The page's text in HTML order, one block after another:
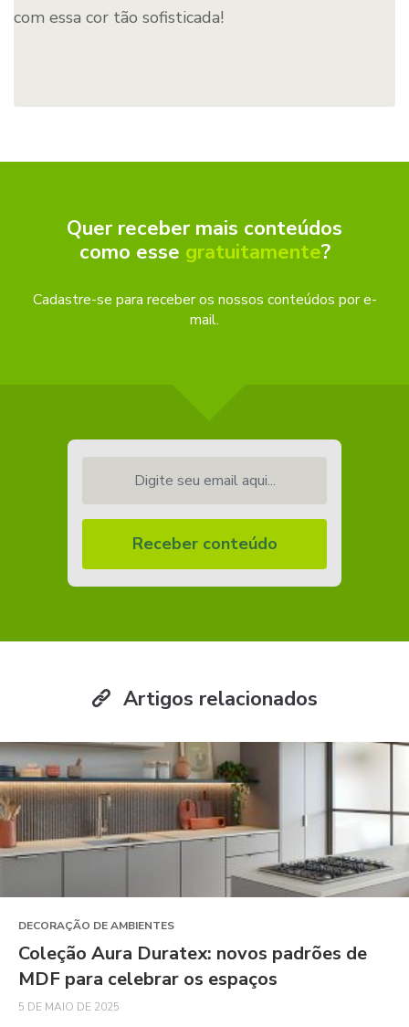
com essa cor tão sofisticada!
Quer receber mais conteúdos
como esse gratuitamente?
Cadastre-se para receber os nossos conteúdos por e-
mail.
Receber conteúdo
Artigos relacionados
DECORAÇÃO DE AMBIENTES
Coleção Aura Duratex: novos padrões de
MDF para celebrar os espaços
5 DE MAIO DE 2025